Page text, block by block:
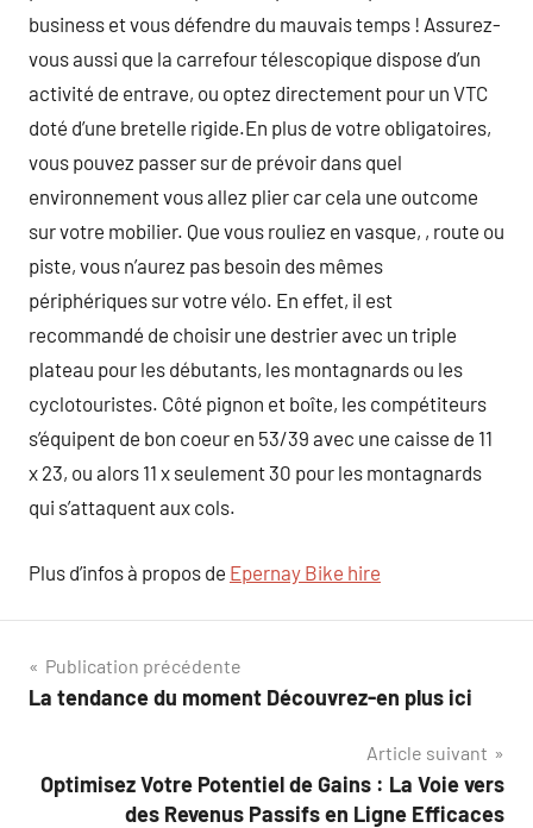
business et vous défendre du mauvais temps ! Assurez-
vous aussi que la carrefour télescopique dispose d’un
activité de entrave, ou optez directement pour un VTC
doté d’une bretelle rigide.En plus de votre obligatoires,
vous pouvez passer sur de prévoir dans quel
environnement vous allez plier car cela une outcome
sur votre mobilier. Que vous rouliez en vasque, , route ou
piste, vous n’aurez pas besoin des mêmes
périphériques sur votre vélo. En effet, il est
recommandé de choisir une destrier avec un triple
plateau pour les débutants, les montagnards ou les
cyclotouristes. Côté pignon et boîte, les compétiteurs
s’équipent de bon coeur en 53/39 avec une caisse de 11
x 23, ou alors 11 x seulement 30 pour les montagnards
qui s’attaquent aux cols.
Plus d’infos à propos de Epernay Bike hire
Navigation
de
Publication précédente
La tendance du moment Découvrez-en plus ici
Article suivant
Optimisez Votre Potentiel de Gains : La Voie vers
des Revenus Passifs en Ligne Efficaces